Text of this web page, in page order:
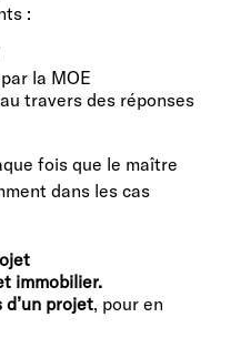
:
la MOE
travers des réponses
fois que le maître
dans les cas
immobilier.
projet, pour en